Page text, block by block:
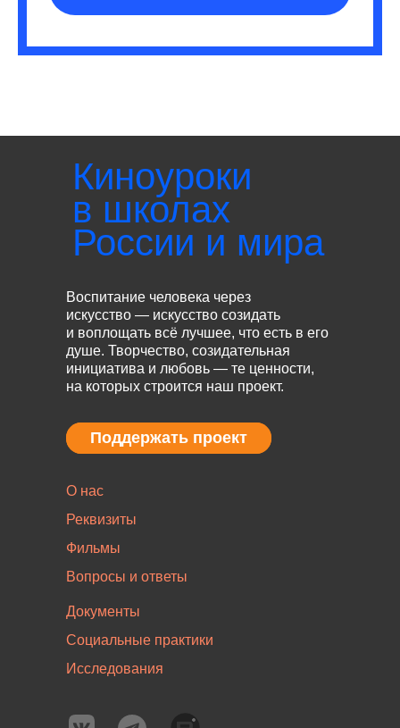
Киноуроки
в школах
России и мира
Воспитание человека через
искусство — искусство созидать
и воплощать всё лучшее, что есть в его
душе. Творчество, созидательная
инициатива и любовь — те ценности,
на которых строится наш проект.
Документы
Социальные практики
Исследования
О нас
Реквизиты
Фильмы
Вопросы и ответы
Поддержать проект
Поддержать проект